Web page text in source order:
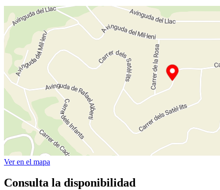
Ver en el mapa
Consulta la disponibilidad